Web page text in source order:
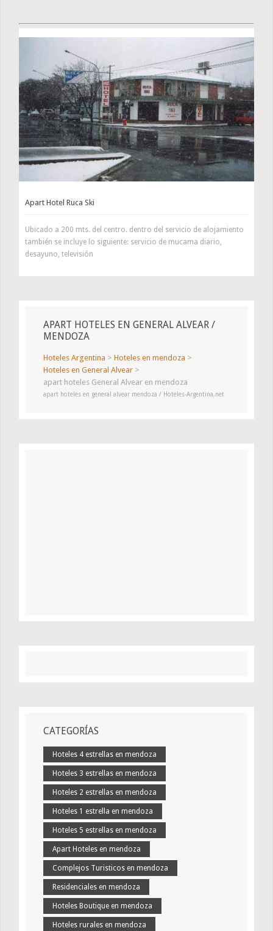
Apart Hotel Ruca Ski
Ubicado a 200 mts. del centro. dentro del servicio de alojamiento
también se incluye lo siguiente: servicio de mucama diario,
desayuno, televisión
APART HOTELES EN GENERAL ALVEAR /
MENDOZA
Hoteles Argentina > Hoteles en mendoza >
Hoteles en General Alvear >
apart hoteles General Alvear en mendoza
apart hoteles en general alvear mendoza / Hoteles-Argentina.net
CATEGORÍAS
Hoteles 4 estrellas en mendoza
Hoteles 3 estrellas en mendoza
Hoteles 2 estrellas en mendoza
Hoteles 1 estrella en mendoza
Hoteles 5 estrellas en mendoza
Apart Hoteles en mendoza
Complejos Turisticos en mendoza
Residenciales en mendoza
Hoteles Boutique en mendoza
Hoteles rurales en mendoza